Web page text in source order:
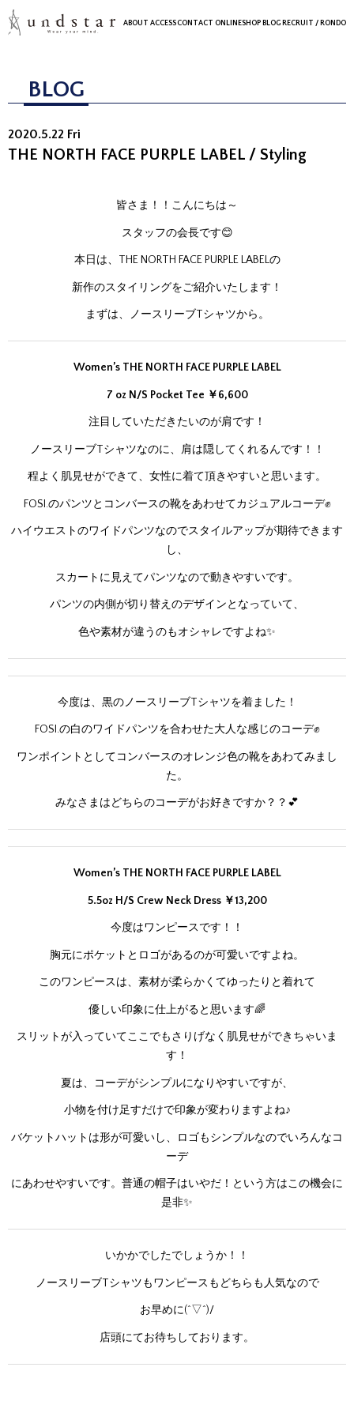
ABOUT ACCESSCONTACT ONLINESHOP BLOG RECRUIT / RONDO
BLOG
2020.5.22 Fri
THE NORTH FACE PURPLE LABEL / Styling
皆さま！！こんにちは～
スタッフの会長です😊
本日は、THE NORTH FACE PURPLE LABELの
新作のスタイリングをご紹介いたします！
まずは、ノースリーブTシャツから。
Women’s THE NORTH FACE PURPLE LABEL
7 oz N/S Pocket Tee ￥6,600
注目していただきたいのが肩です！
ノースリーブTシャツなのに、肩は隠してくれるんです！！
程よく肌見せができて、女性に着て頂きやすいと思います。
FOSI.のパンツとコンバースの靴をあわせてカジュアルコーデ✊
ハイウエストのワイドパンツなのでスタイルアップが期待できます
し、
スカートに見えてパンツなので動きやすいです。
パンツの内側が切り替えのデザインとなっていて、
色や素材が違うのもオシャレですよね✨
今度は、黒のノースリーブTシャツを着ました！
FOSI.の白のワイドパンツを合わせた大人な感じのコーデ✊
ワンポイントとしてコンバースのオレンジ色の靴をあわてみまし
た。
みなさまはどちらのコーデがお好きですか？？💕
Women’s THE NORTH FACE PURPLE LABEL
5.5oz H/S Crew Neck Dress ￥13,200
今度はワンピースです！！
胸元にポケットとロゴがあるのが可愛いですよね。
このワンピースは、素材が柔らかくてゆったりと着れて
優しい印象に仕上がると思います🌈
スリットが入っていてここでもさりげなく肌見せができちゃいま
す！
夏は、コーデがシンプルになりやすいですが、
小物を付け足すだけで印象が変わりますよね♪
バケットハットは形が可愛いし、ロゴもシンプルなのでいろんなコ
ーデ
にあわせやすいです。普通の帽子はいやだ！という方はこの機会に
是非✨
いかかでしたでしょうか！！
ノースリーブTシャツもワンピースもどちらも人気なので
お早めに(^▽^)/
店頭にてお待ちしております。